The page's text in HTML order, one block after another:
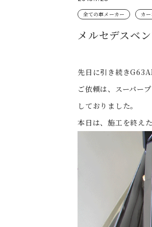
全ての車メーカー カ
メルセデスベ
先日に引き続き
ご依頼は、スーパー
しておりました。
本日は、施工を終え